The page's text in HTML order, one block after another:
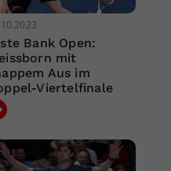
Bank Open:
mit
Aus im
Viertelfinale